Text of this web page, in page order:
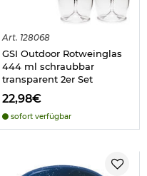
Art. 128068
GSI Outdoor Rotweinglas
444 ml schraubbar
transparent 2er Set
22,98€
sofort verfügbar